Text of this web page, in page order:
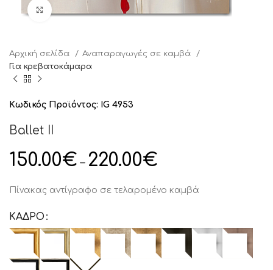
Click to enlarge
Αρχική σελίδα
Αναπαραγωγές σε καμβά
Για κρεβατοκάμαρα
Κωδικός Προϊόντος: IG 4953
Ballet II
150.00€ – 220.00€
Πίνακας αντίγραφο σε τελαρομένο καμβά
ΚΑΔΡΟ